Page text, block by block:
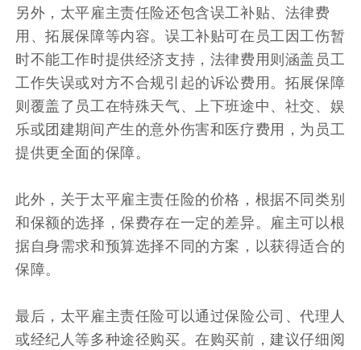
另外，太平雇主责任险还包含误工补贴、法律费
用、拓展保障等内容。误工补贴可在员工因工伤暂
时不能工作时提供经济支持，法律费用则涵盖员工
工作失误或对方不合规引起的诉讼费用。拓展保障
则覆盖了员工在特殊天气、上下班途中、社交、娱
乐或团建期间产生的意外伤害和医疗费用，为员工
提供更全面的保障。
此外，关于太平雇主责任险的价格，根据不同类别
和保额的选择，保费存在一定的差异。雇主可以根
据自身需求和预算选择不同的方案，以获得适合的
保障。
最后，太平雇主责任险可以通过保险公司、代理人
或经纪人等多种途径购买。在购买前，建议仔细阅